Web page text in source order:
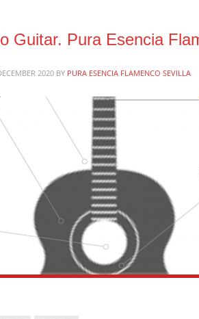
Guitar. Pura Esencia
2020 BY PURA ESENCIA FLAMENCO SEVILLA